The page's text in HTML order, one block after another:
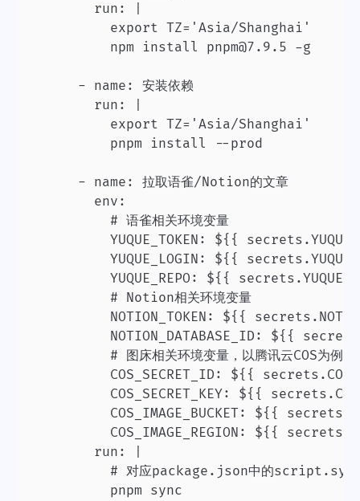
        run: |
          export TZ='Asia/Shanghai'
          npm install pnpm@7.9.5 -g
      - name: 安装依赖
        run: |
          export TZ='Asia/Shanghai'
          pnpm install --prod
      - name: 拉取语雀/Notion的文章
        env:
          # 语雀相关环境变量
YUQUE_TOKEN: ${{
YUQUE_LOGIN: ${{
YUQUE_REPO: ${{
          # Notion相关环境变量
NOTION_DATABASE_ID: ${{
          # 图床相关环境变量，以腾讯云COS为例
COS_SECRET_ID: ${{
COS_SECRET_KEY: ${{
COS_IMAGE_BUCKET: ${{
COS_IMAGE_REGION: ${{
        run: |
# 对应package.json中的
          pnpm sync